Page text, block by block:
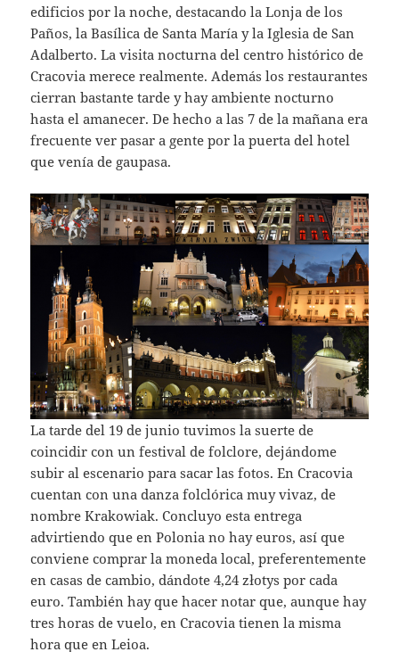
edificios por la noche, destacando la Lonja de los
Paños, la Basílica de Santa María y la Iglesia de San
Adalberto. La visita nocturna del centro histórico de
Cracovia merece realmente. Además los restaurantes
cierran bastante tarde y hay ambiente nocturno
hasta el amanecer. De hecho a las 7 de la mañana era
frecuente ver pasar a gente por la puerta del hotel
que venía de gaupasa.
La tarde del 19 de junio tuvimos la suerte de
coincidir con un festival de folclore, dejándome
subir al escenario para sacar las fotos. En Cracovia
cuentan con una danza folclórica muy vivaz, de
nombre Krakowiak. Concluyo esta entrega
advirtiendo que en Polonia no hay euros, así que
conviene comprar la moneda local, preferentemente
en casas de cambio, dándote 4,24 złotys por cada
euro. También hay que hacer notar que, aunque hay
tres horas de vuelo, en Cracovia tienen la misma
hora que en Leioa.